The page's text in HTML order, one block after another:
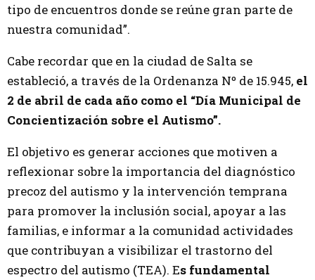
tipo de encuentros donde se reúne gran parte de
nuestra comunidad”.
Cabe recordar que en la ciudad de Salta se
estableció, a través de la Ordenanza Nº de 15.945, el
2 de abril de cada año como el “Día Municipal de
Concientización sobre el Autismo”.
El objetivo es generar acciones que motiven a
reflexionar sobre la importancia del diagnóstico
precoz del autismo y la intervención temprana
para promover la inclusión social, apoyar a las
familias, e informar a la comunidad actividades
que contribuyan a visibilizar el trastorno del
espectro del autismo (TEA). Es fundamental